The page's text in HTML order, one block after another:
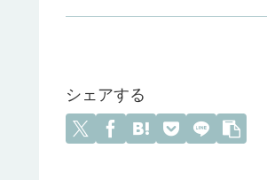
シェアする